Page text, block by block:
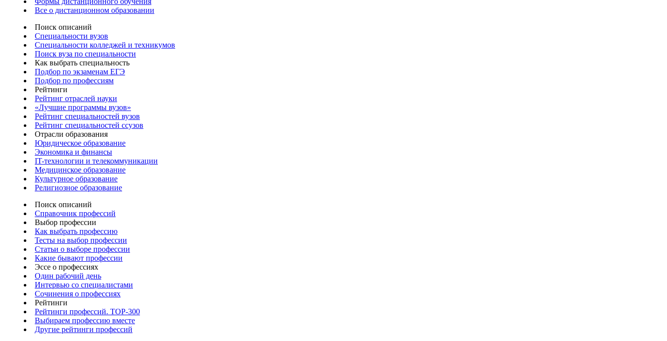
Все о дистанционном образовании
Поиск описаний
Специальности вузов
Специальности колледжей и техникумов
Поиск вуза по специальности
Как выбрать специальность
Подбор по экзаменам ЕГЭ
Подбор по профессиям
Рейтинги
Рейтинг отраслей науки
«Лучшие программы вузов»
Рейтинг специальностей вузов
Рейтинг специальностей ссузов
Отрасли образования
Юридическое образование
Экономика и финансы
IT-технологии и телекоммуникации
Медицинское образование
Культурное образование
Религиозное образование
Поиск описаний
Справочник профессий
Выбор профессии
Как выбрать профессию
Тесты на выбор профессии
Статьи о выборе профессии
Какие бывают профессии
Эссе о профессиях
Один рабочий день
Интервью со специалистами
Сочинения о профессиях
Рейтинги
Рейтинги профессий. TOP-300
Выбираем профессию вместе
Другие рейтинги профессий